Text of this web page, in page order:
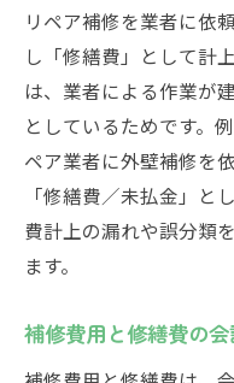
リペア補修を業者に依
し「修繕費」として計
は、業者による作業が
としているためです。
ペア業者に外壁補修を
「修繕費／未払金」と
費計上の漏れや誤分類
ます。
補修費用と修繕費の